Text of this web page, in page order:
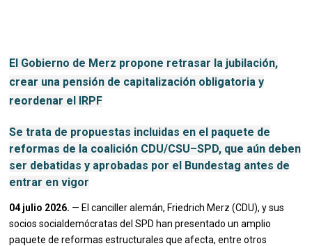
El Gobierno de Merz propone retrasar la jubilación,
crear una pensión de capitalización obligatoria y
reordenar el IRPF
Se trata de propuestas incluidas en el paquete de
reformas de la coalición CDU/CSU–SPD, que aún deben
ser debatidas y aprobadas por el Bundestag antes de
entrar en vigor
04 julio 2026. — El canciller alemán, Friedrich Merz (CDU), y sus
socios socialdemócratas del SPD han presentado un amplio
paquete de reformas estructurales que afecta, entre otros